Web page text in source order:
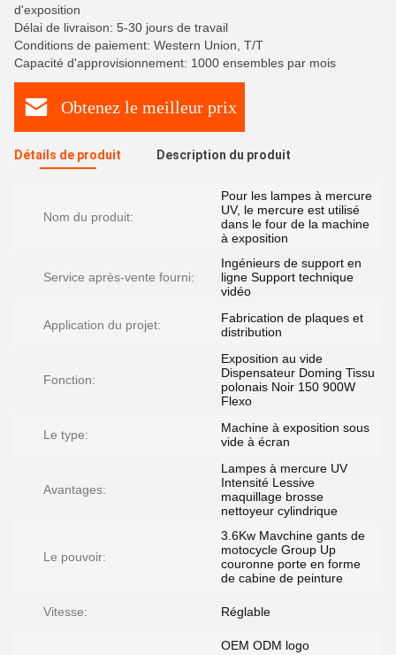
d'exposition
Délai de livraison: 5-30 jours de travail
Conditions de paiement: Western Union, T/T
Capacité d'approvisionnement: 1000 ensembles par mois
Obtenez le meilleur prix
Détails de produit Description du produit
Nom du produit:
Pour les lampes à mercure
UV, le mercure est utilisé
dans le four de la machine
à exposition
Service après-vente fourni:
Ingénieurs de support en
ligne Support technique
vidéo
Application du projet:
Fabrication de plaques et
distribution
Fonction:
Exposition au vide
Dispensateur Doming Tissu
polonais Noir 150 900W
Flexo
Le type:
Machine à exposition sous
vide à écran
Avantages:
Lampes à mercure UV
Intensité Lessive
maquillage brosse
nettoyeur cylindrique
Le pouvoir:
3.6Kw Mavchine gants de
motocycle Group Up
couronne porte en forme
de cabine de peinture
Vitesse: Réglable
OEM ODM logo